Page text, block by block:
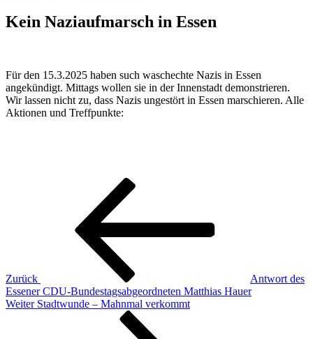
Kein Naziaufmarsch in Essen
Für den 15.3.2025 haben such waschechte Nazis in Essen
angekündigt. Mittags wollen sie in der Innenstadt demonstrieren.
Wir lassen nicht zu, dass Nazis ungestört in Essen marschieren. Alle
Aktionen und Treffpunkte:
Beitragsnavigation
Zurück
Antwort des
Essener CDU-Bundestagsabgeordneten Matthias Hauer
Nächster
Weiter Stadtwunde – Mahnmal verkommt